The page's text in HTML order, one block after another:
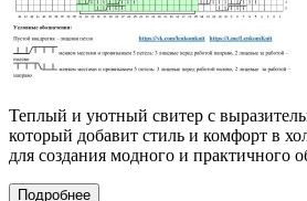
Теплый и уютный свитер с
который добавит стиль и комфорт в
для создания модного и практичного
Подробнее